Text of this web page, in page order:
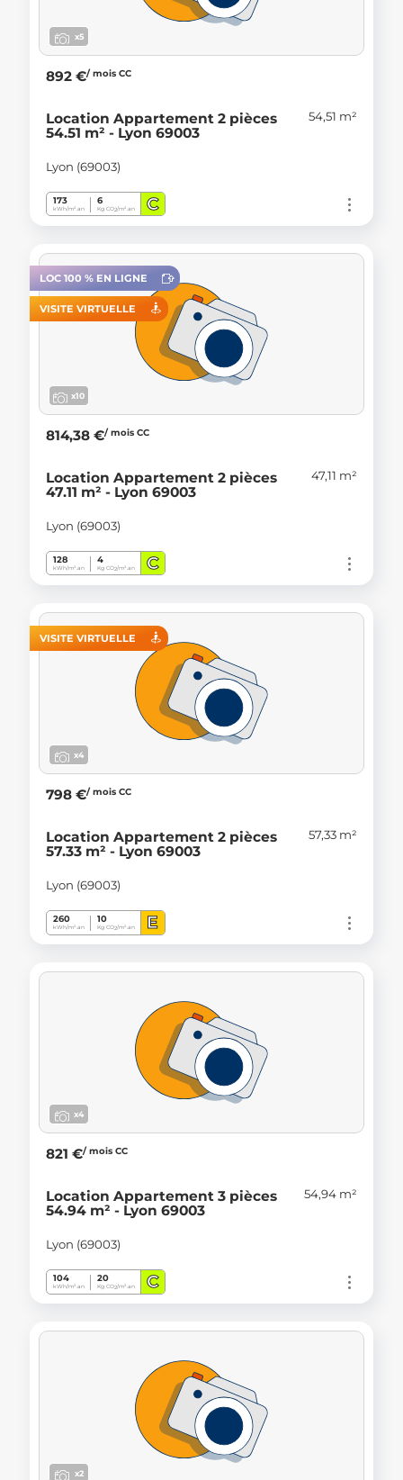
x5
892 €/ mois CC
Location Appartement 2 pièces
54.51 m² - Lyon 69003
54,51 m²
Lyon (69003)
173
kWh/m².an
6
Kg CO2/m².an C
LOC 100 % EN LIGNE
VISITE VIRTUELLE
x10
814,38 €/ mois CC
Location Appartement 2 pièces
47.11 m² - Lyon 69003
47,11 m²
Lyon (69003)
128
kWh/m².an
4
Kg CO2/m².an C
VISITE VIRTUELLE
x4
798 €/ mois CC
Location Appartement 2 pièces
57.33 m² - Lyon 69003
57,33 m²
Lyon (69003)
260
kWh/m².an
10
Kg CO2/m².an E
x4
821 €/ mois CC
Location Appartement 3 pièces
54.94 m² - Lyon 69003
54,94 m²
Lyon (69003)
104
kWh/m².an
20
Kg CO2/m².an C
x2